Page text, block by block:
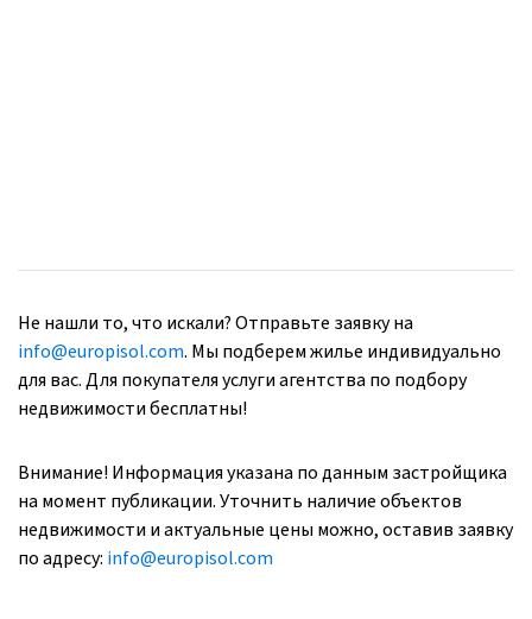
Не нашли то, что искали? Отправьте заявку на
info@europisol.com. Мы подберем жилье индивидуально
для вас. Для покупателя услуги агентства по подбору
недвижимости бесплатны!
Внимание! Информация указана по данным застройщика
на момент публикации. Уточнить наличие объектов
недвижимости и актуальные цены можно, оставив заявку
по адресу: info@europisol.com